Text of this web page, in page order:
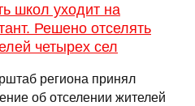
школ уходит на
Решено отселять
четырех сел
региона принял
об отселении жителей